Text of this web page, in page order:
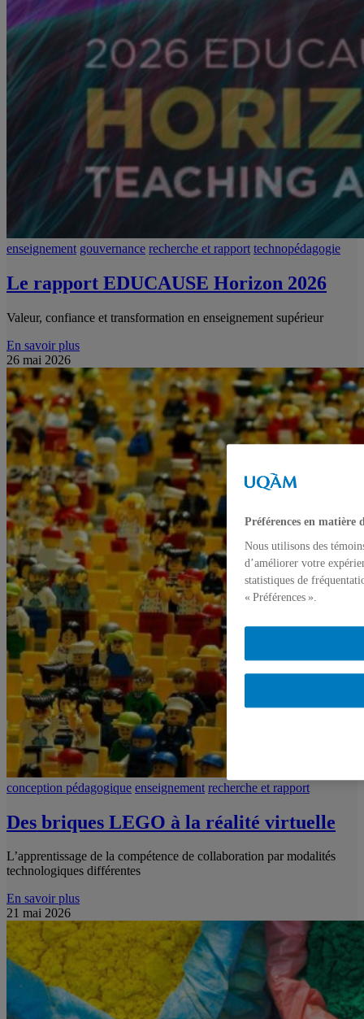
enseignement gouvernance recherche et rapport technopédagogie
Le rapport EDUCAUSE Horizon 2026
Valeur, confiance et transformation en enseignement supérieur
En savoir plus
26 mai 2026
conception pédagogique enseignement recherche et rapport
Des briques LEGO à la réalité virtuelle
L’apprentissage de la compétence de collaboration par modalités
technologiques différentes
En savoir plus
21 mai 2026
Préférences en matière
Nous utilisons des
d’améliorer votre
statistiques de
« Préférences ».